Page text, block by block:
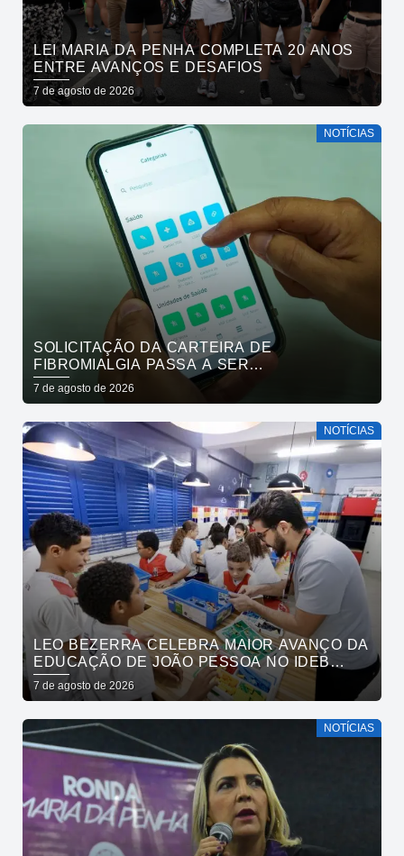
LEI MARIA DA PENHA COMPLETA 20 ANOS
ENTRE AVANÇOS E DESAFIOS
7 de agosto de 2026
NOTÍCIAS
SOLICITAÇÃO DA CARTEIRA DE
FIBROMIALGIA PASSA A SER
EXCLUSIVAMENTE PELO APLICATIVO JOÃO
PESSOA NA PALMA DA MÃO
7 de agosto de 2026
NOTÍCIAS
LEO BEZERRA CELEBRA MAIOR AVANÇO DA
EDUCAÇÃO DE JOÃO PESSOA NO IDEB
ENTRE CAPITAIS DO NORDESTE
7 de agosto de 2026
NOTÍCIAS